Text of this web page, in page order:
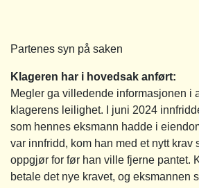
Partenes syn på saken
Klageren har i hovedsak anført:
Megler ga villedende informasjonen i
klagerens leilighet. I juni 2024
som hennes eksmann hadde i
var innfridd, kom han med et nytt krav
oppgjør for før han ville fjerne pantet.
betale det nye kravet, og eksmannen